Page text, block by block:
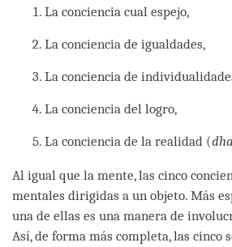
La conciencia cual espejo,
La conciencia de igualdades,
La conciencia de
La conciencia del logro,
La conciencia de la realidad (
Al igual que la mente, las cinco
mentales dirigidas a un objeto. Más
una de ellas es una manera de
Así, de forma más completa, las cinco